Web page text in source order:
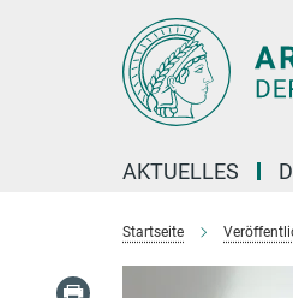
AKTUELLES
Startseite